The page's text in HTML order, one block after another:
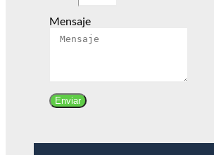
Mensaje
Enviar